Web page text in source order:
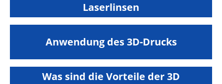
Laserlinsen
Anwendung des 3D-Drucks
Was sind die Vorteile der 3D